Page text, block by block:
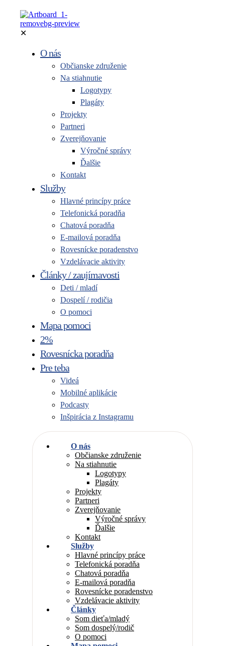
✕
O nás
Občianske združenie
Na stiahnutie
Logotypy
Plagáty
Projekty
Partneri
Zverejňovanie
Výročné správy
Ďalšie
Kontakt
Služby
Hlavné princípy práce
Telefonická poradňa
Chatová poradňa
E-mailová poradňa
Rovesnícke poradenstvo
Vzdelávacie aktivity
Články / zaujímavosti
Deti / mladí
Dospelí / rodičia
O pomoci
Mapa pomoci
2%
Rovesnícka poradňa
Pre teba
Videá
Mobilné aplikácie
Podcasty
Inšpirácia z Instagramu
O nás
Občianske združenie
Na stiahnutie
Logotypy
Plagáty
Projekty
Partneri
Zverejňovanie
Výročné správy
Ďalšie
Kontakt
Služby
Hlavné princípy práce
Telefonická poradňa
Chatová poradňa
E-mailová poradňa
Rovesnícke poradenstvo
Vzdelávacie aktivity
Články
Som dieťa/mladý
Som dospelý/rodič
O pomoci